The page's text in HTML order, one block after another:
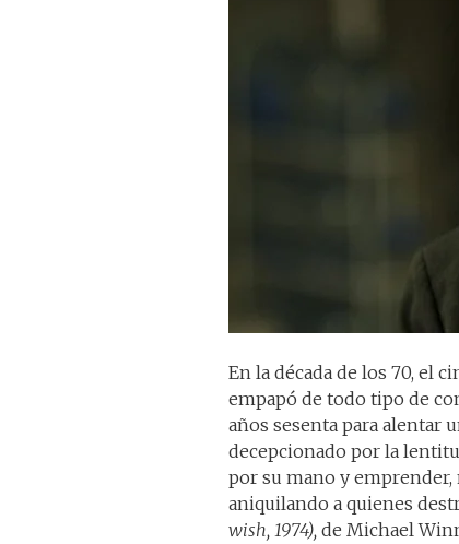
En la década de los 70, el
empapó de todo tipo de
años sesenta para alentar
decepcionado por la
por su mano y
aniquilando a quienes
wish, 1974), de Michael